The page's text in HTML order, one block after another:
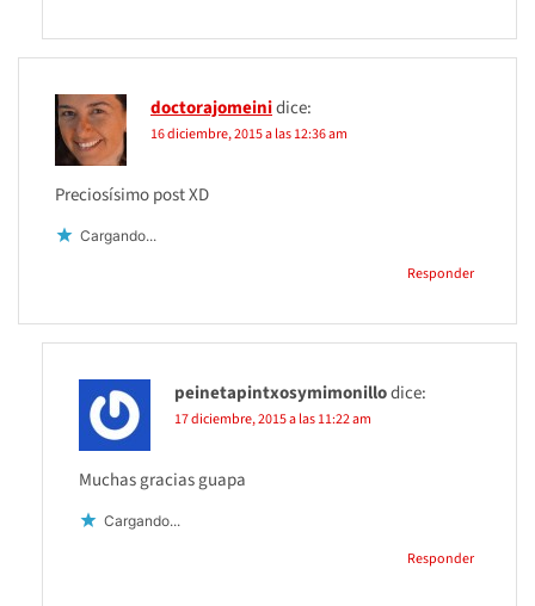
doctorajomeinidice:
16 diciembre, 2015 a las 12:36 am
Preciosísimo post XD
Cargando...
Responder
peinetapintxosymimonillodice:
17 diciembre, 2015 a las 11:22 am
Muchas gracias guapa
Cargando...
Responder